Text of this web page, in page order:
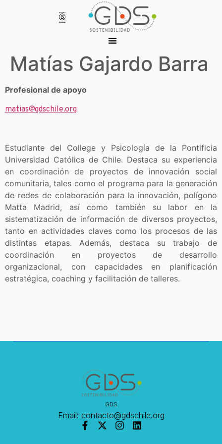
Matías Gajardo Barra
Profesional de apoyo
matias@gdschile.org
Estudiante del College y Psicología de la Pontificia
Universidad Católica de Chile. Destaca su experiencia
en coordinación de proyectos de innovación social
comunitaria, tales como el programa para la generación
de redes de colaboración para la innovación, polígono
Matta Madrid, así como también su labor en la
sistematización de información de diversos proyectos,
tanto en actividades claves como los procesos de las
distintas etapas. Además, destaca su trabajo de
coordinación en proyectos de desarrollo
organizacional, con capacidades en planificación
estratégica, coaching y facilitación de talleres.
GDS
Email: contacto@gdschile.org